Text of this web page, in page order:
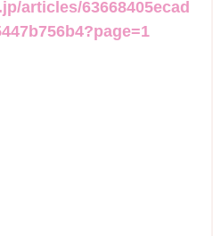
articles/63668405ecad